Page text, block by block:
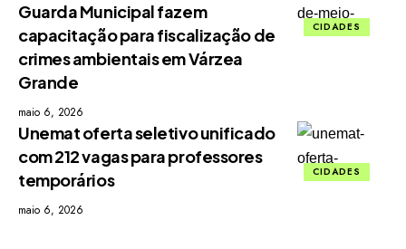
CIDADES
Guarda Municipal fazem
capacitação para fiscalização de
crimes ambientais em Várzea
Grande
maio 6, 2026
CIDADES
Unemat oferta seletivo unificado
com 212 vagas para professores
temporários
maio 6, 2026